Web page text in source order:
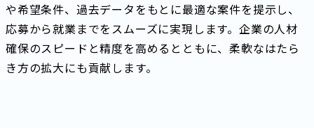
や希望条件、過去データをもとに最適な案件を提示し、
応募から就業までをスムーズに実現します。企業の人材
確保のスピードと精度を高めるとともに、柔軟なはたら
き方の拡大にも貢献します。